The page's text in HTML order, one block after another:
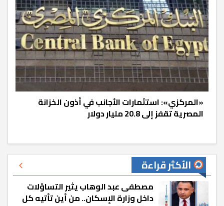
«المركزي»: استثمارات الأجانب في أذون الخزانة
المصرية تقفز إلى 20.8 مليار دولار
الأكثر قراءة
مصطفى عبد الوهاب يثير التساؤلات
داخل وزارة الإسكان.. من أين تأتيه كل